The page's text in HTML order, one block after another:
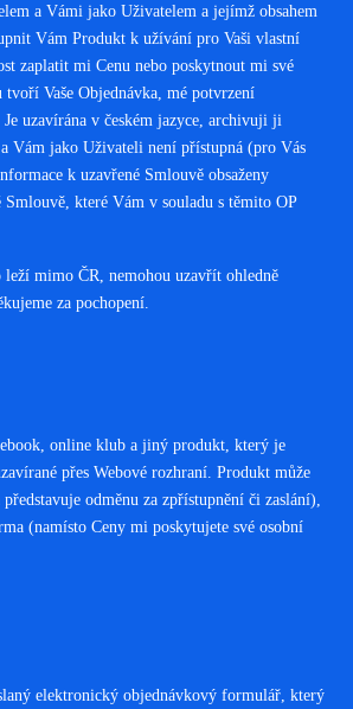
a Vámi jako Uživatelem a jejímž obsahem
Vám Produkt k užívání pro Vaši vlastní
zaplatit mi Cenu nebo poskytnout mi své
tvoří Vaše Objednávka, mé potvrzení
uzavírána v českém jazyce, archivuji ji
Vám jako Uživateli není přístupná (pro Vás
k uzavřené Smlouvě obsaženy
které Vám v souladu s těmito OP
mimo ČR, nemohou uzavřít ohledně
za pochopení.
online klub a jiný produkt, který je
přes Webové rozhraní. Produkt může
odměnu za zpřístupnění či zaslání),
(namísto Ceny mi poskytujete své osobní
elektronický objednávkový formulář, který